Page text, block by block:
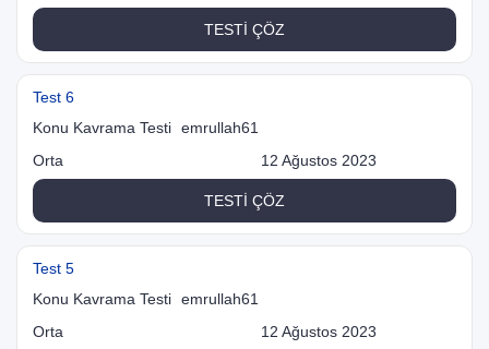
TESTİ ÇÖZ
Test 6
Konu Kavrama Testi emrullah61
Orta
12 Ağustos 2023
TESTİ ÇÖZ
Test 5
Konu Kavrama Testi emrullah61
Orta
12 Ağustos 2023